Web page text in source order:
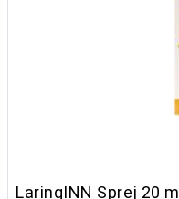
LaringINN Sprej 20 ml